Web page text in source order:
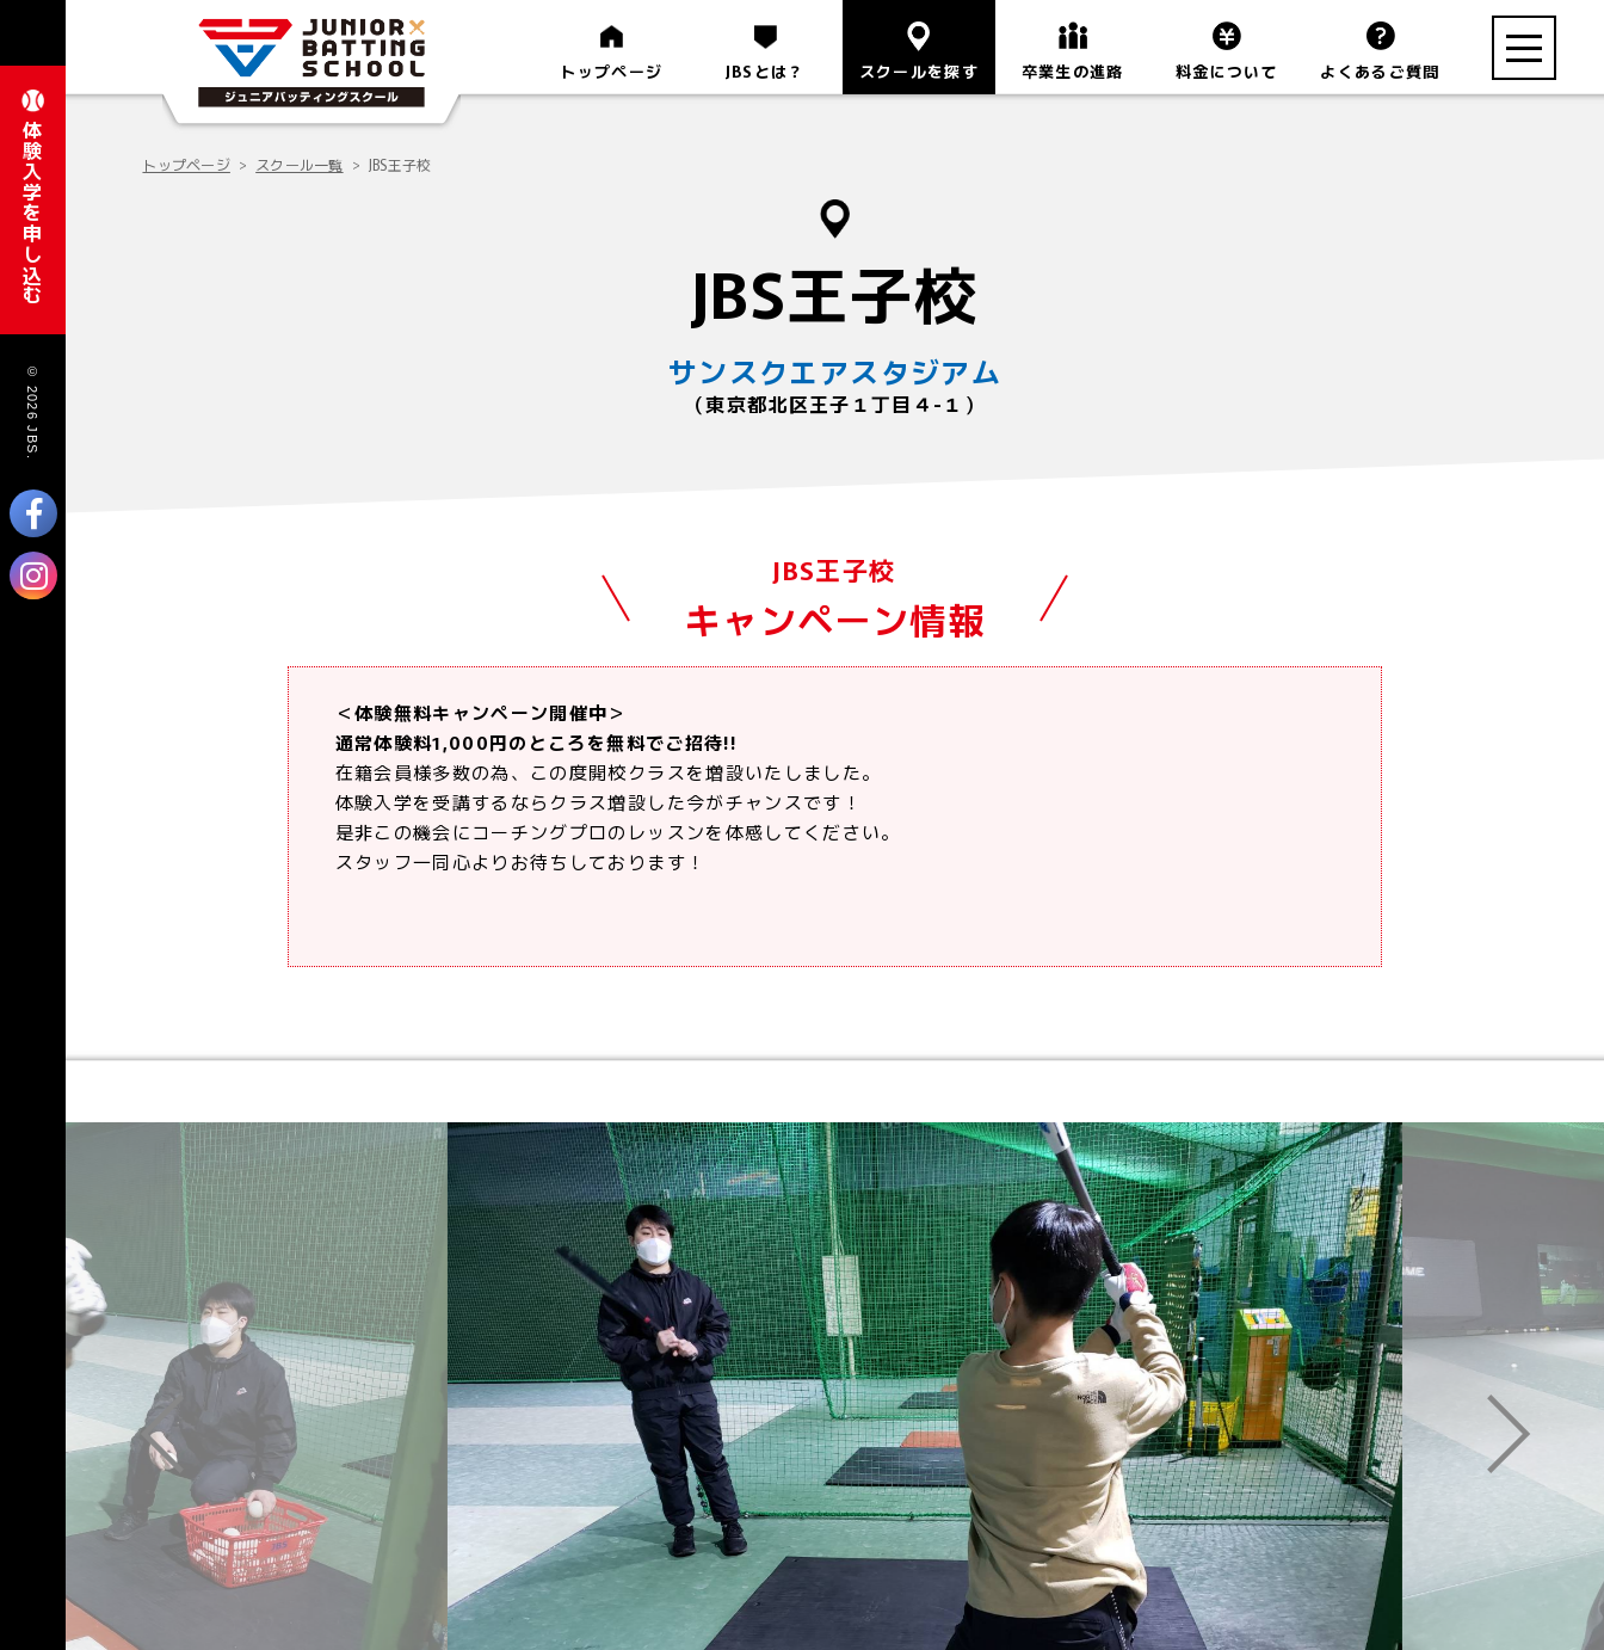
体験入学を申し込む
© 2026 JBS.
トップページ JBSとは？ スクールを探す 卒業生の進路 料金について よくあるご質問
toggle
トップページ スクール一覧 JBS王子校
JBS王子校
サンスクエアスタジアム
（東京都北区王子１丁目４-１）
JBS王子校
キャンペーン情報
＜体験無料キャンペーン開催中＞
通常体験料1,000円のところを無料でご招待!!
在籍会員様多数の為、この度開校クラスを増設いたしました。
体験入学を受講するならクラス増設した今がチャンスです！
是非この機会にコーチングプロのレッスンを体感してください。
スタッフ一同心よりお待ちしております！